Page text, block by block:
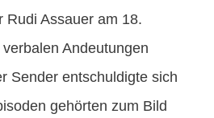
Rudi Assauer am 18.
Andeutungen
Sender entschuldigte sich
gehörten zum Bild